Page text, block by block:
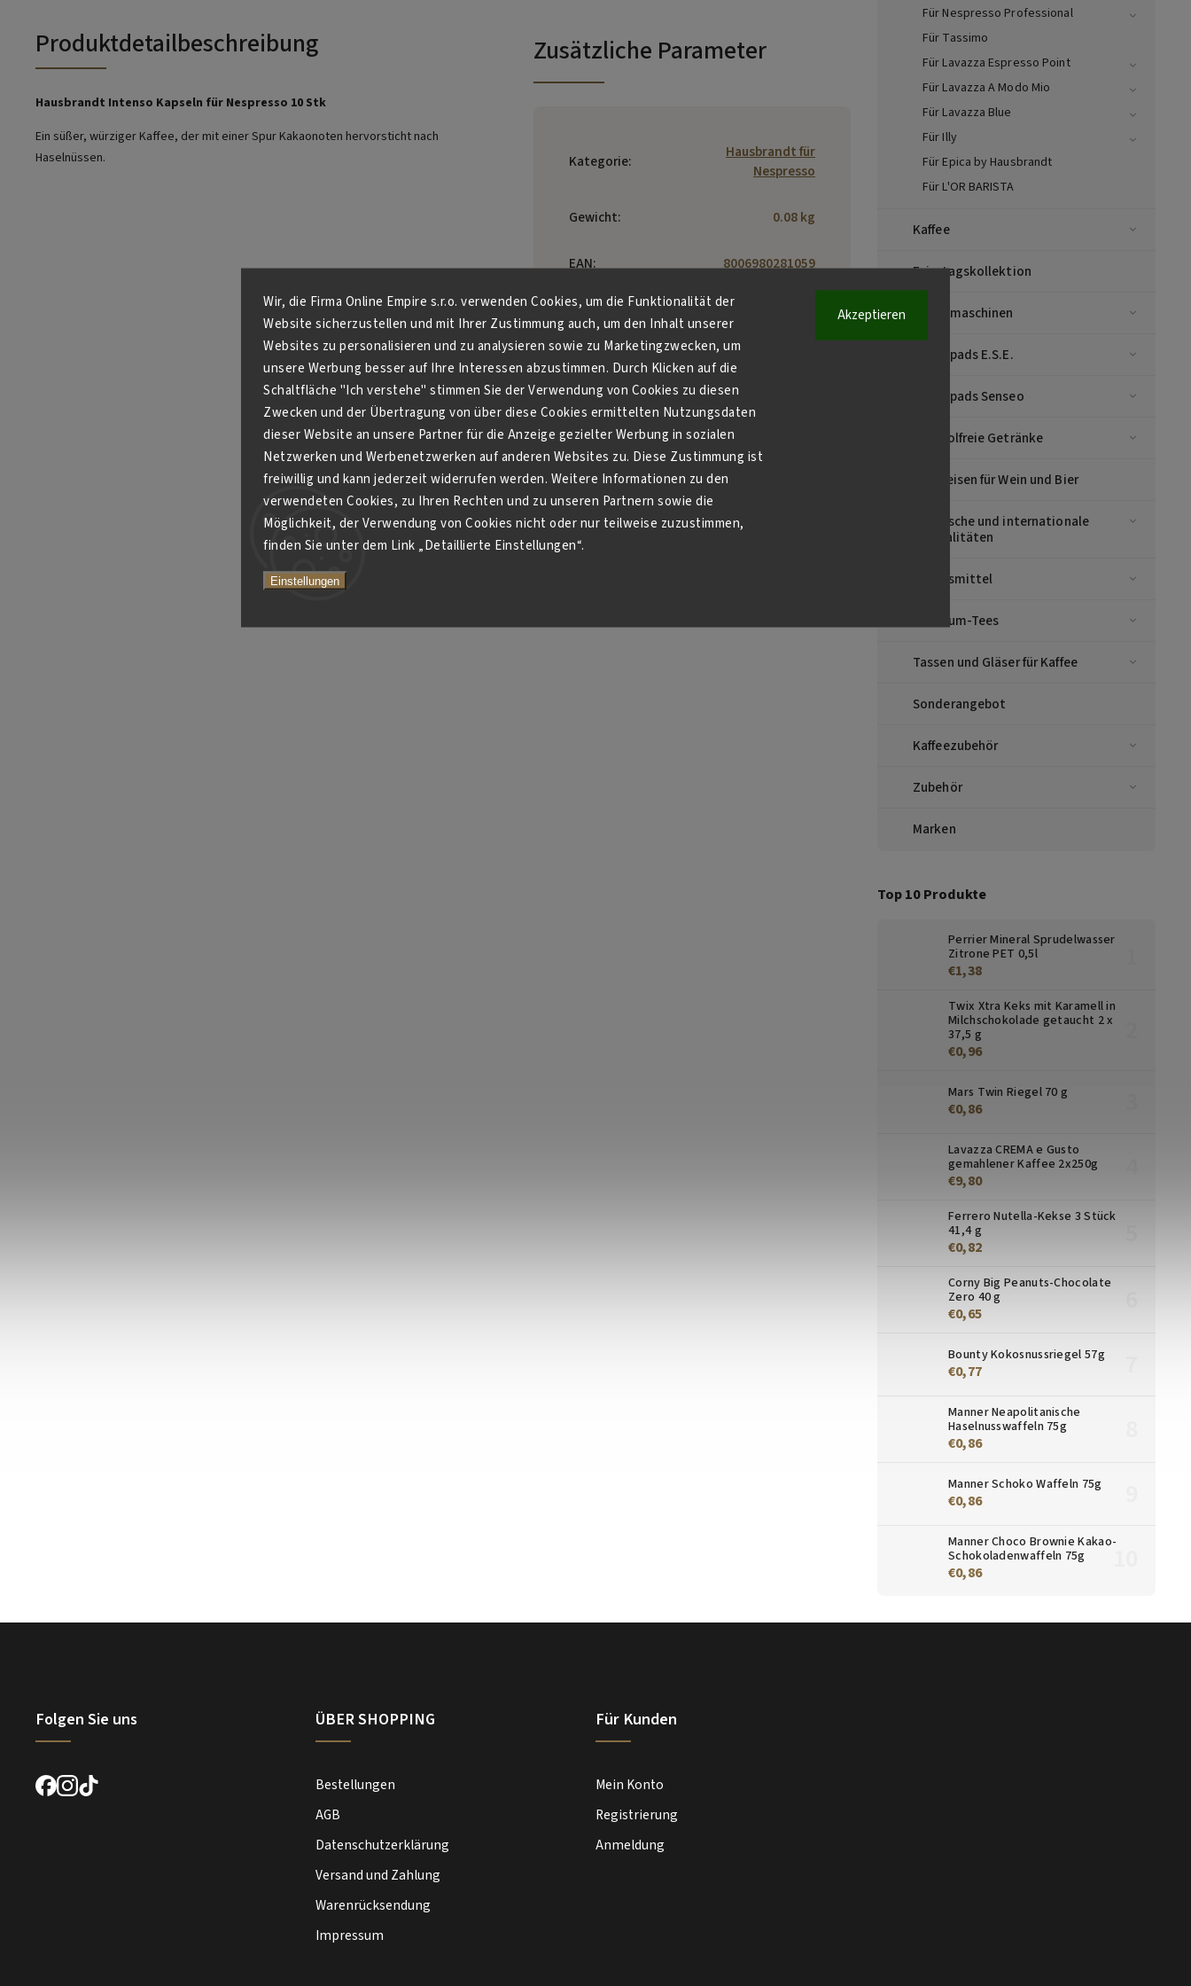
Wir, die Firma Online Empire s.r.o. verwenden Cookies, um die Funktionalität der
Website sicherzustellen und mit Ihrer Zustimmung auch, um den Inhalt unserer
Websites zu personalisieren und zu analysieren sowie zu Marketingzwecken, um
unsere Werbung besser auf Ihre Interessen abzustimmen. Durch Klicken auf die
Schaltfläche "Ich verstehe" stimmen Sie der Verwendung von Cookies zu diesen
Zwecken und der Übertragung von über diese Cookies ermittelten Nutzungsdaten
dieser Website an unsere Partner für die Anzeige gezielter Werbung in sozialen
Netzwerken und Werbenetzwerken auf anderen Websites zu. Diese Zustimmung ist
freiwillig und kann jederzeit widerrufen werden. Weitere Informationen zu den
verwendeten Cookies, zu Ihren Rechten und zu unseren Partnern sowie die
Möglichkeit, der Verwendung von Cookies nicht oder nur teilweise zuzustimmen,
finden Sie unter dem Link „Detaillierte Einstellungen“.
Einstellungen
Akzeptieren
Für Nespresso Professional
Für Tassimo
Für Lavazza Espresso Point
Für Lavazza A Modo Mio
Für Lavazza Blue
Für Illy
Für Epica by Hausbrandt
Für L'OR BARISTA
Kaffee
Feiertagskollektion
Kaffeemaschinen
Kaffeepads E.S.E.
Kaffeepads Senseo
Alkoholfreie Getränke
Vorspeisen für Wein und Bier
Asiatische und internationale
Spezialitäten
Lebensmittel
Premium-Tees
Tassen und Gläser für Kaffee
Sonderangebot
Kaffeezubehör
Zubehör
Marken
Top 10 Produkte
Perrier Mineral Sprudelwasser
Zitrone PET 0,5l
€1,38
Twix Xtra Keks mit Karamell in
Milchschokolade getaucht 2 x
37,5 g
€0,96
Mars Twin Riegel 70 g
€0,86
Lavazza CREMA e Gusto
gemahlener Kaffee 2x250g
€9,80
Ferrero Nutella-Kekse 3 Stück
41,4 g
€0,82
Corny Big Peanuts-Chocolate
Zero 40 g
€0,65
Bounty Kokosnussriegel 57g
€0,77
Manner Neapolitanische
Haselnusswaffeln 75g
€0,86
Manner Schoko Waffeln 75g
€0,86
Manner Choco Brownie Kakao-
Schokoladenwaffeln 75g
€0,86
Produktdetailbeschreibung
Hausbrandt Intenso Kapseln für Nespresso 10 Stk
Ein süßer, würziger Kaffee, der mit einer Spur Kakaonoten hervorsticht nach
Haselnüssen.
Zusätzliche Parameter
Kategorie:
Hausbrandt für
Nespresso
Gewicht: 0.08 kg
EAN: 8006980281059
Hersteller:
Foscarini, 52,
31040 Nervesa
della Battaglia,
Folgen Sie uns ÜBER SHOPPING
Bestellungen
AGB
Datenschutzerklärung
Versand und Zahlung
Warenrücksendung
Impressum
Für Kunden
Mein Konto
Registrierung
Anmeldung